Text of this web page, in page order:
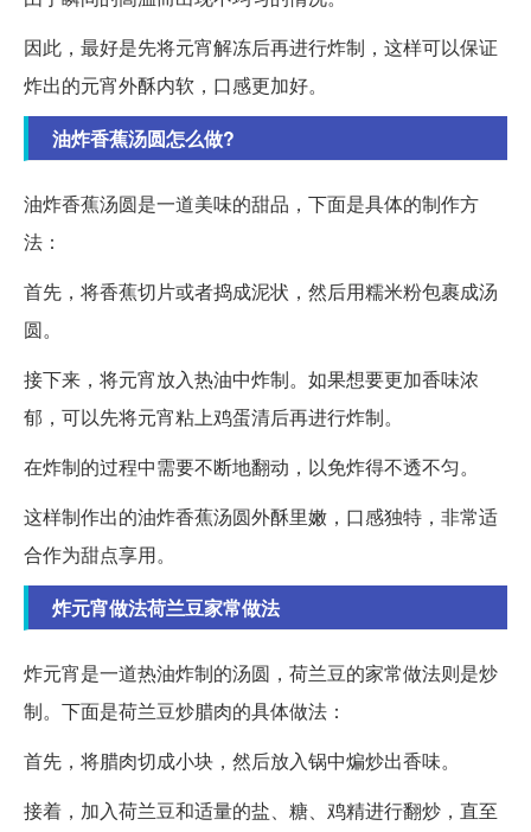
因此，最好是先将元宵解冻后再进行炸制，这样可以保证
炸出的元宵外酥内软，口感更加好。
油炸香蕉汤圆怎么做?
油炸香蕉汤圆是一道美味的甜品，下面是具体的制作方
法：
首先，将香蕉切片或者捣成泥状，然后用糯米粉包裹成汤
圆。
接下来，将元宵放入热油中炸制。如果想要更加香味浓
郁，可以先将元宵粘上鸡蛋清后再进行炸制。
在炸制的过程中需要不断地翻动，以免炸得不透不匀。
这样制作出的油炸香蕉汤圆外酥里嫩，口感独特，非常适
合作为甜点享用。
炸元宵做法荷兰豆家常做法
炸元宵是一道热油炸制的汤圆，荷兰豆的家常做法则是炒
制。下面是荷兰豆炒腊肉的具体做法：
首先，将腊肉切成小块，然后放入锅中煸炒出香味。
接着，加入荷兰豆和适量的盐、糖、鸡精进行翻炒，直至